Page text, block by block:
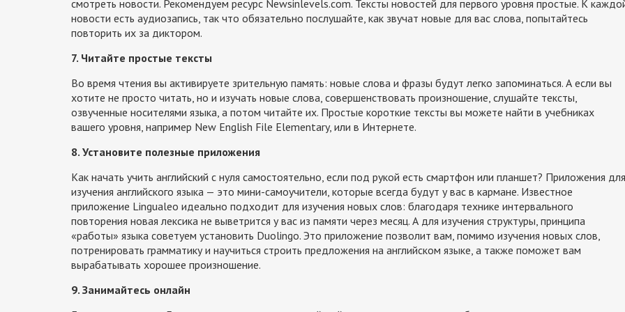
смотреть новости. Рекомендуем ресурс Newsinlevels.com. Тексты новостей для первого уровня простые. К
новости есть аудиозапись, так что обязательно послушайте, как звучат новые для вас слова, попытайтесь
повторить их за диктором.
7. Читайте простые тексты
Во время чтения вы активируете зрительную память: новые слова и фразы будут легко запоминаться. А если вы
хотите не просто читать, но и изучать новые слова, совершенствовать произношение, слушайте тексты,
озвученные носителями языка, а потом читайте их. Простые короткие тексты вы можете найти в учебниках
вашего уровня, например New English File Elementary, или в Интернете.
8. Установите полезные приложения
Как начать учить английский с нуля самостоятельно, если под рукой есть смартфон или планшет? Приложения для
изучения английского языка — это мини-самоучители, которые всегда будут у вас в кармане. Известное
приложение Lingualeo идеально подходит для изучения новых слов: благодаря технике интервального
повторения новая лексика не выветрится у вас из памяти через месяц. А для изучения структуры, принципа
«работы» языка советуем установить Duolingo. Это приложение позволит вам, помимо изучения новых слов,
потренировать грамматику и научиться строить предложения на английском языке, а также поможет вам
вырабатывать хорошее произношение.
9. Занимайтесь онлайн